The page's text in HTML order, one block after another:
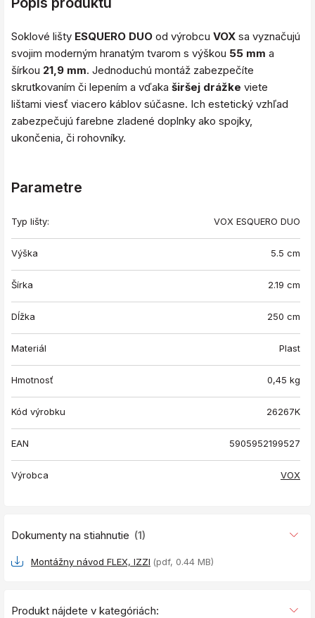
Soklové lišty ESQUERO DUO od výrobcu VOX sa vyznačujú
svojim moderným hranatým tvarom s výškou 55 mm a
šírkou 21,9 mm. Jednoduchú montáž zabezpečíte
skrutkovaním či lepením a vďaka širšej drážke viete
lištami viesť viacero káblov súčasne. Ich estetický vzhľad
zabezpečujú farebne zladené doplnky ako spojky,
ukončenia, či rohovníky.
Parametre
Typ lišty: VOX ESQUERO DUO
Výška 5.5 cm
Šírka 2.19 cm
Dĺžka 250 cm
Materiál Plast
Hmotnosť 0,45 kg
Kód výrobku 26267K
EAN 5905952199527
Výrobca VOX
Dokumenty na stiahnutie (1)
Montážny návod FLEX, IZZI (pdf, 0.44 MB)
Produkt nájdete v kategóriách: